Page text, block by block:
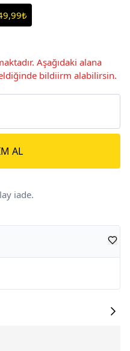
Aşağıdaki alana
bildiirm alabilirsin.
AL
iade.